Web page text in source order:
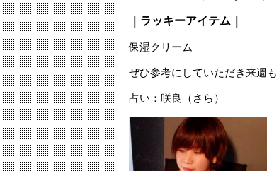
｜ラッキーアイテム｜
保湿クリーム
ぜひ参考にしていただき来週
占い：咲良（さら）